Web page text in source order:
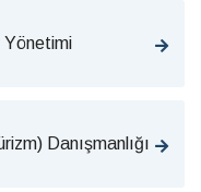
Yönetimi
Danışmanlığı